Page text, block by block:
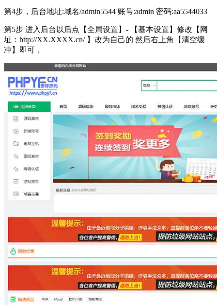
第4步，后台地址:域名/admin5544 账号:admin 密码:aa5544033
第5步 进入后台以后点【全局设置】- 【基本设置】修改【网
址：http://XX.XXXX.cn/ 】改为自己的 然后右上角【清空缓
冲】即可，